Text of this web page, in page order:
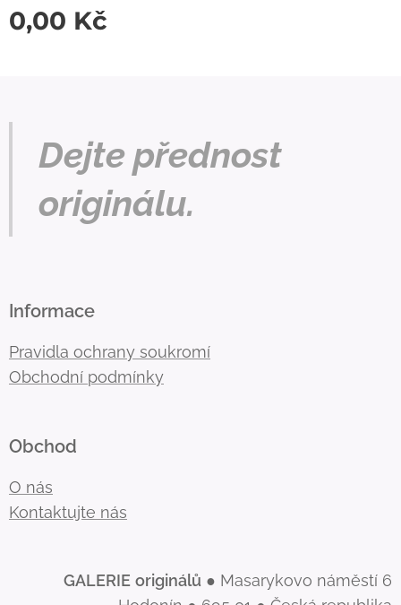
0,00 Kč
Dejte přednost
originálu.
Informace
Pravidla ochrany soukromí
Obchodní podmínky
Obchod
O nás
Kontaktujte nás
GALERIE originálů ● Masarykovo náměstí 6